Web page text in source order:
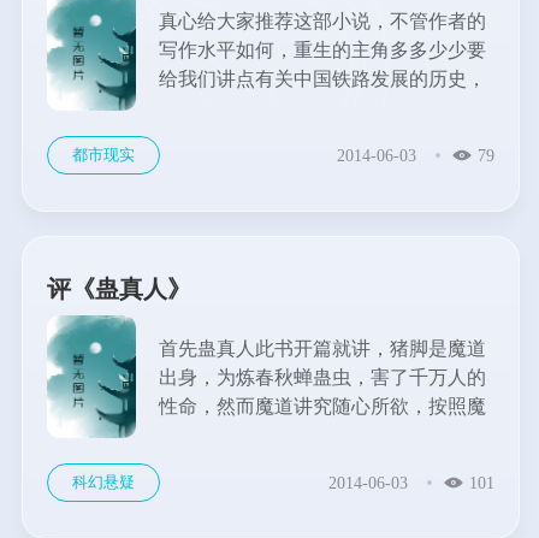
真心给大家推荐这部小说，不管作者的
写作水平如何，重生的主角多多少少要
给我们讲点有关中国铁路发展的历史，
路发展的历史，对于“铁路”这个国家垄
都市现实 2014-06-03 79
评《蛊真人》
首先蛊真人此书开篇就讲，猪脚是魔道
出身，为炼春秋蝉蛊虫，害了千万人的
性命，然而魔道讲究随心所欲，按照魔
不可天下人负我，这些都说得通；随后
科幻悬疑 2014-06-03 101